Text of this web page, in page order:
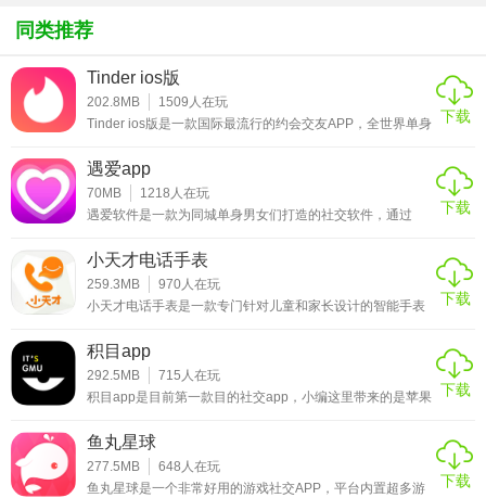
人时，他会为你分享自己喜欢的内容，让你通过他的每一次
同类推荐
Tinder ios版
202.8MB 1509 人在玩
Tinder ios版是一款国际最流行的约会交友APP，全世界单身
地理位置，每天推荐一定距离内的四个对象，根据用户在
Facebook上面的共同好友数量、共同兴趣和关系网给出评
分，得分最高的推荐对象优先展示。假如你喜欢的推荐对象
恰好也喜欢你，那么你们就可以互发消息、在Facebook上互
下载
遇爱app
70MB 1218 人在玩
遇爱软件是一款为同城单身男女们打造的社交软件，通过
异性用户，无论你是找朋友、约妹子还是找对象，使用它可
以让你的社交圈子更为广泛。现在的社会上男女比例严重失
调，不赶紧找对象的话，不仅自己着急家里人也着急，只要
年龄到了就会被安排去相亲，相信大家对于这种找对象的方
下载
小天才电话手表
259.3MB 970人在玩
小天才电话手表是一款专门针对儿童和家长设计的智能手表
取您孩子的地理位置信息，并给孩子的智能手表发送语音、
文字，图片等信息，让沟通变得更加方便。此外，家长用户
还可以通过作息计划来设置、管理孩子的日常计划事项，如
通过定时提醒，自定义语音提醒等方式让孩子完成喝水、吃
下载
积目app
292.5MB 715 人在玩
积目app是目前第一款目的社交app，小编这里带来的是苹果
iPod touch等设备使用，需要的可以使用。所谓目的社交就
是指撇开其他的开场白和繁琐的事先沟通，直接进入主题，
奔向目的。软件首创目的语言系统，在这里你可以直接找到
最好玩的同类，发现有趣的自己。年轻就要率性而为，即时
下载
鱼丸星球
277.5MB 648 人在玩
鱼丸星球是一个非常好用的游戏社交APP，平台内置超多游
下载